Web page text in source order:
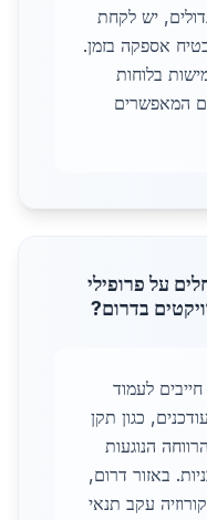
יש לקחת
אספקה בזמן.
בלוחות
המאפשרים
על פרופילי
בדרום?
לעמוד
כגון תקן
הנוגעות
באזור דרום,
עקב תנאי